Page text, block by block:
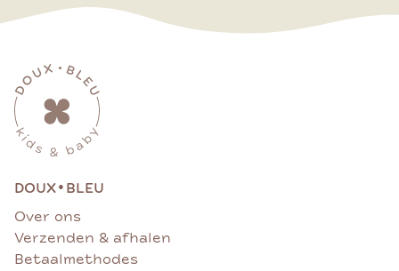
DOUX• BLEU
Over ons
Verzenden & afhalen
Betaalmethodes